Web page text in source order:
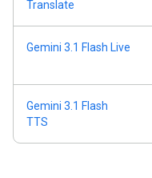
Translate
Gemini 3.1 Flash Live
Gemini 3.1 Flash
TTS